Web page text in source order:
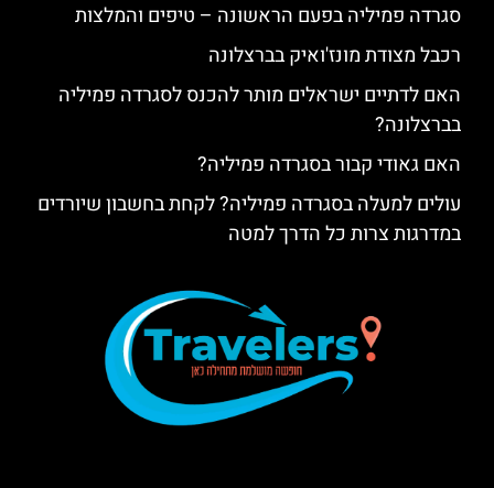
סגרדה פמיליה בפעם הראשונה – טיפים והמלצות
רכבל מצודת מונז'ואיק בברצלונה
האם לדתיים ישראלים מותר להכנס לסגרדה פמיליה
בברצלונה?
האם גאודי קבור בסגרדה פמיליה?
עולים למעלה בסגרדה פמיליה? לקחת בחשבון שיורדים
במדרגות צרות כל הדרך למטה